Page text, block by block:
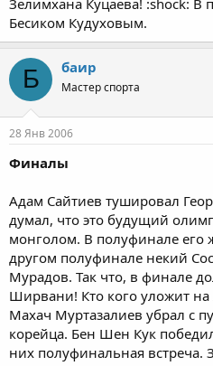
Бесиком Кудуховым.
Б баир
Мастер спорта
28 Янв 2006
Финалы
Адам Сайтиев тушировал
думал, что это будущий
монголом. В полуфинале его
другом полуфинале некий
Мурадов. Так что, в финале
Ширвани! Кто кого уложит на
Махач Муртазалиев убрал с
корейца. Бен Шен Кук
них полуфинальная встреча.